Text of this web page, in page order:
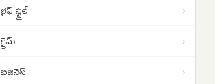
లైఫ్ స్టైల్ ›
క్రైమ్ ›
బిజినెస్ ›